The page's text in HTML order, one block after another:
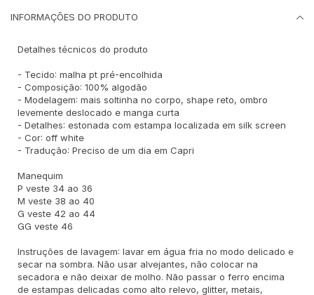
INFORMAÇÕES DO PRODUTO
Detalhes técnicos do produto
- Tecido: malha pt pré-encolhida
- Composição: 100% algodão
- Modelagem: mais soltinha no corpo, shape reto, ombro
levemente deslocado e manga curta
- Detalhes: estonada com estampa localizada em silk screen
- Cor: off white
- Tradução: Preciso de um dia em Capri
Manequim
P veste 34 ao 36
M veste 38 ao 40
G veste 42 ao 44
GG veste 46
Instruções de lavagem: lavar em água fria no modo delicado e
secar na sombra. Não usar alvejantes, não colocar na
secadora e não deixar de molho. Não passar o ferro encima
de estampas delicadas como alto relevo, glitter, metais,